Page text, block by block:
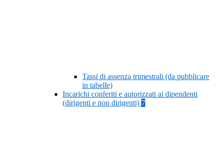
Tassi di assenza trimestrali (da pubblicare
in tabelle)
Incarichi conferiti e autorizzati ai dipendenti
(dirigenti e non dirigenti) 7